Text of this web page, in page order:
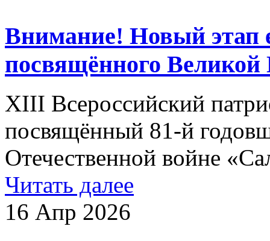
Внимание! Новый этап
посвящённого Великой
XIII Всероссийский
посвящённый 81-й
Отечественной войне
Читать далее
16 Апр 2026